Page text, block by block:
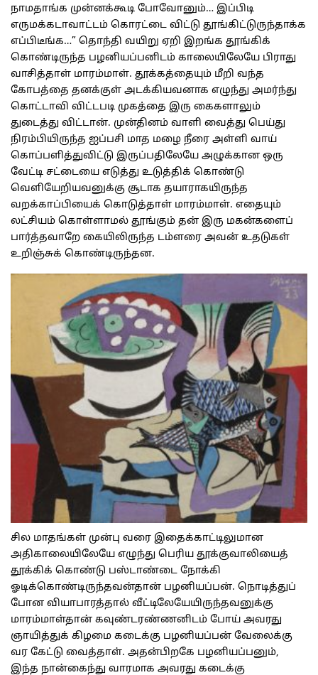
நாமதாங்க முன்னக்கூடி போவோனும்… இப்பிடி
எருமக்கடாவாட்டம் கொரட்டை விட்டு தூங்கிட்டுருந்தாக்க
எப்பிடீங்க…” தொந்தி வயிறு ஏறி இறங்க தூங்கிக்
கொண்டிருந்த பழனியப்பனிடம் காலையிலேயே பிராது
வாசித்தாள் மாரம்மாள். தூக்கத்தையும் மீறி வந்த
கோபத்தை தனக்குள் அடக்கியவனாக எழுந்து அமர்ந்து
கொட்டாவி விட்டபடி முகத்தை இரு கைகளாலும்
துடைத்து விட்டான். முன்தினம் வாளி வைத்து பெய்து
நிரம்பியிருந்த ஐப்பசி மாத மழை நீரை அள்ளி வாய்
கொப்பளித்துவிட்டு இருப்பதிலேயே அழுக்கான ஒரு
வேட்டி சட்டையை எடுத்து உடுத்திக் கொண்டு
வெளியேறியவனுக்கு சூடாக தயாராகயிருந்த
வறக்காப்பியைக் கொடுத்தாள் மாரம்மாள். எதையும்
லட்சியம் கொள்ளாமல் தூங்கும் தன் இரு மகன்களைப்
பார்த்தவாறே கையிலிருந்த டம்ளரை அவன் உதடுகள்
உறிஞ்சுக் கொண்டிருந்தன.
சில மாதங்கள் முன்பு வரை இதைக்காட்டிலுமான
அதிகாலையிலேயே எழுந்து பெரிய தூக்குவாலியைத்
தூக்கிக் கொண்டு பஸ்டாண்டை நோக்கி
ஓடிக்கொண்டிருந்தவன்தான் பழனியப்பன். நொடித்துப்
போன வியாபாரத்தால் வீட்டிலேயேயிருந்தவனுக்கு
மாரம்மாள்தான் கவுண்டரண்ணனிடம் போய் அவரது
ஞாயித்துக் கிழமை கடைக்கு பழனியப்பன் வேலைக்கு
வர கேட்டு வைத்தாள். அதன்பிறகே பழனியப்பனும்,
இந்த நான்கைந்து வாரமாக அவரது கடைக்கு